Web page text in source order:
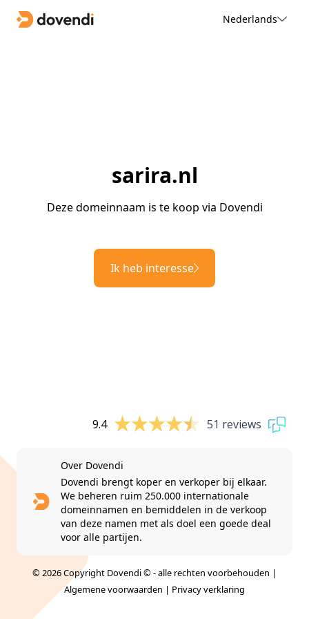
Nederlands
sarira.nl
Deze domeinnaam is te koop via Dovendi
Ik heb interesse
9.4 51 reviews
Over Dovendi
Dovendi brengt koper en verkoper bij elkaar.
We beheren ruim 250.000 internationale
domeinnamen en bemiddelen in de verkoop
van deze namen met als doel een goede deal
voor alle partijen.
© 2026 Copyright Dovendi © - alle rechten voorbehouden |
Algemene voorwaarden | Privacy verklaring